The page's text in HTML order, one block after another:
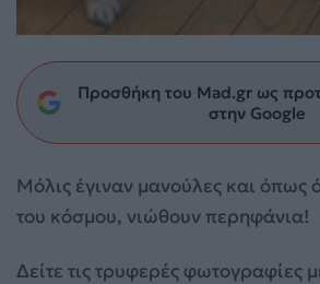
Προσθήκη του Mad.gr ως
στην Google
Μόλις έγιναν μανούλες και όπως
του κόσμου, νιώθουν περηφάνια!
Δείτε τις τρυφερές φωτογραφίες